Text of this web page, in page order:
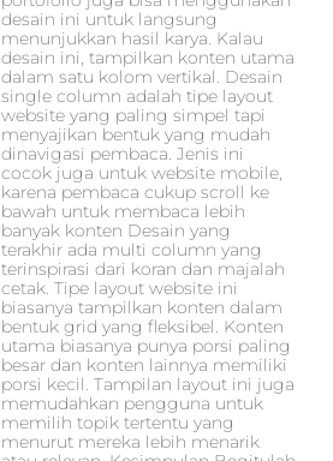
desain ini untuk langsung
menunjukkan hasil karya. Kalau
desain ini, tampilkan konten utama
dalam satu kolom vertikal. Desain
single column adalah tipe layout
website yang paling simpel tapi
menyajikan bentuk yang mudah
dinavigasi pembaca. Jenis ini
cocok juga untuk website mobile,
karena pembaca cukup scroll ke
bawah untuk membaca lebih
banyak konten Desain yang
terakhir ada multi column yang
terinspirasi dari koran dan majalah
cetak. Tipe layout website ini
biasanya tampilkan konten dalam
bentuk grid yang fleksibel. Konten
utama biasanya punya porsi paling
besar dan konten lainnya memiliki
porsi kecil. Tampilan layout ini juga
memudahkan pengguna untuk
memilih topik tertentu yang
menurut mereka lebih menarik